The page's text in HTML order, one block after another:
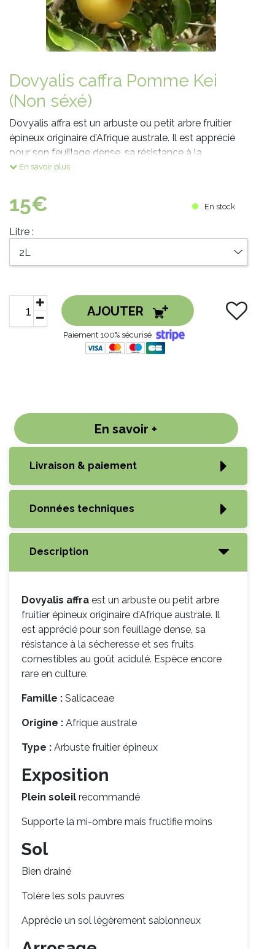
Dovyalis caffra Pomme Kei
(Non séxé)
Dovyalis affra est un arbuste ou petit arbre fruitier
épineux originaire d’Afrique australe. Il est apprécié
pour son feuillage dense, sa résistance à la
sécheresse et ses fruits comestibles au goût acidulé.
Famille : Salicaceae
Origine : Afrique australe
Type : Arbuste fruitier épineux
Exposition
Plein soleil recomm
En savoir plus
15€ En stock
Litre :
AJOUTER
Paiement 100% sécurisé
En savoir +
Livraison & paiement
Données techniques
Description
Dovyalis affra est un arbuste ou petit arbre
fruitier épineux originaire d’Afrique australe. Il
est apprécié pour son feuillage dense, sa
résistance à la sécheresse et ses fruits
comestibles au goût acidulé. Espèce encore
rare en culture.
Famille : Salicaceae
Origine : Afrique australe
Type : Arbuste fruitier épineux
Exposition
Plein soleil recommandé
Supporte la mi-ombre mais fructifie moins
Sol
Bien drainé
Tolère les sols pauvres
Apprécie un sol légèrement sablonneux